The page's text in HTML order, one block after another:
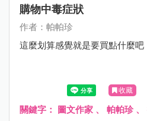
購物中毒症狀
作者：帕帕珍
這麼划算感覺就是要買點什麼吧
收藏
關鍵字： 圖文作家 、 帕帕珍、